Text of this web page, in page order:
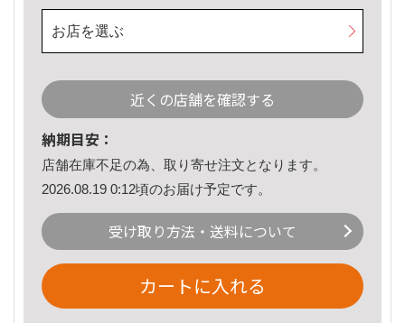
お店を選ぶ
近くの店舗を確認する
納期目安：
店舗在庫不足の為、取り寄せ注文となります。
2026.08.19 0:12頃のお届け予定です。
受け取り方法・送料について
カートに入れる